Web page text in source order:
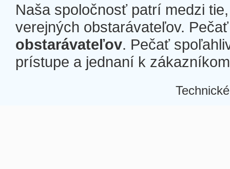
Naša spoločnosť patrí medzi
verejných obstarávateľov.
obstarávateľov. Pečať
prístupe a jednaní k